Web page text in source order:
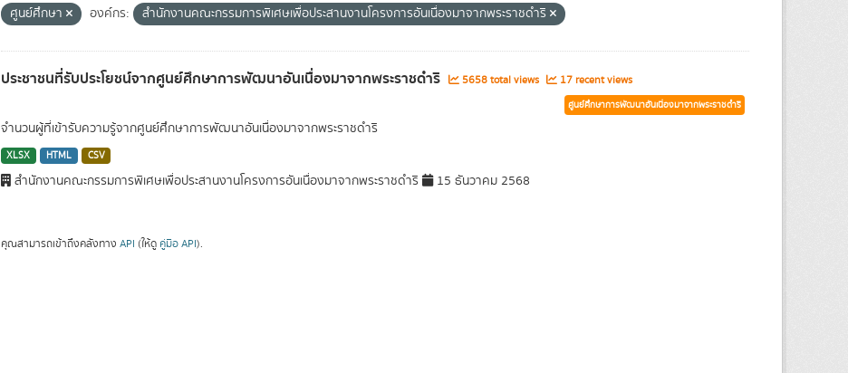
ศูนย์ศึกษา
องค์กร: สำนักงานคณะกรรมการพิเศษเพื่อประสานงานโครงการอันเนื่องมาจากพระราชดำริ
ประชาชนที่รับประโยชน์จากศูนย์ศึกษาการพัฒนาอันเนื่องมาจากพระราชดำริ 5658 total views 17 recent views
ศูนย์ศึกษาการพัฒนาอันเนื่องมาจากพระราชดำริ
จำนวนผู้ที่เข้ารับความรู้จากศูนย์ศึกษาการพัฒนาอันเนื่องมาจากพระราชดำริ
XLSX HTML CSV
สำนักงานคณะกรรมการพิเศษเพื่อประสานงานโครงการอันเนื่องมาจากพระราชดำริ 15 ธันวาคม 2568
คุณสามารถเข้าถึงคลังทาง API (ให้ดู คู่มือ API).